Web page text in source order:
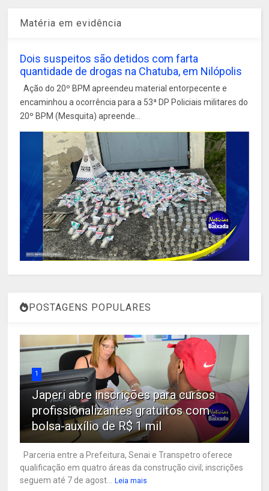
Matéria em evidência
Dois suspeitos são detidos com farta
quantidade de drogas na Chatuba, em Nilópolis
Ação do 20º BPM apreendeu material entorpecente e
encaminhou a ocorrência para a 53ª DP Policiais militares do
20º BPM (Mesquita) apreende...
POSTAGENS POPULARES
1
Japeri abre inscrições para cursos
profissionalizantes gratuitos com
bolsa-auxílio de R$ 1 mil
Parceria entre a Prefeitura, Senai e Transpetro oferece
qualificação em quatro áreas da construção civil; inscrições
seguem até 7 de agost...
Leia mais